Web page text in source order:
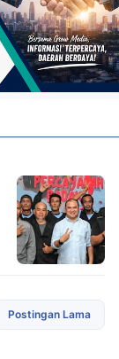
Postingan Lama